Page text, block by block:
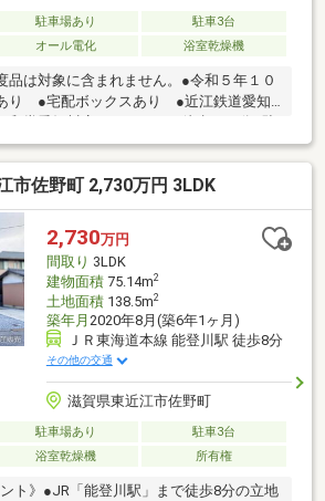
駐車場あり
駐車3台
オール電化 浴室乾燥機
品は対象に含まれません。●令和５年１０
り ●宅配ボックスあり ●近江鉄道愛知
車種による。） ■設備：電気、公営水
-本下水、浴室乾燥機、温水洗浄便座、
キングヒータ、浄水器、システムキッチ
ー付洗面化粧台、オール電化、モニタ付
ルキー、人感センサー付玄関灯
市佐野町 2,730万円 3LDK
2,730万円
間取り 3LDK
建物面積75.14m2
土地面積138.5m2
築年月 2020年8月(築6年1ヶ月)
ＪＲ東海道本線 能登川駅 徒歩8分
その他の交通
滋賀県東近江市佐野町
駐車場あり
駐車3台
浴室乾燥機 所有権
ト》●JR「能登川駅」まで徒歩8分の立地